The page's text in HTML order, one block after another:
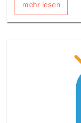
mehr lesen